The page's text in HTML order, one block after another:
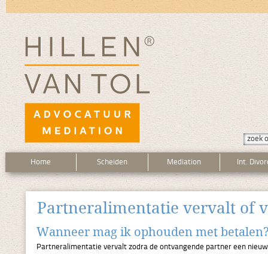
Home Scheiden Mediation Int.
Partneralimentatie vervalt of
Wanneer mag ik ophouden met
Partneralimentatie vervalt zodra de ontvangende partner een